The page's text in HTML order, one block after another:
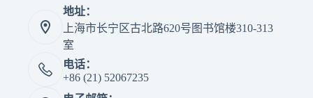
地址：
上海市长宁区古北路620号图书馆楼310-313
室
电话：
+86 (21) 52067235